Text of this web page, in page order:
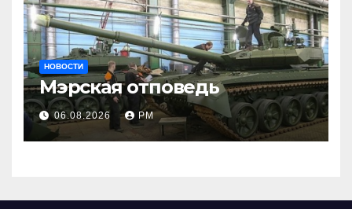
НОВОСТИ
Мэрская отповедь
06.08.2026 РМ